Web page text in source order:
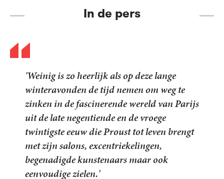
In de pers
'Weinig is zo heerlijk als op deze lange
winteravonden de tijd nemen om weg te
zinken in de fascinerende wereld van Parijs
uit de late negentiende en de vroege
twintigste eeuw die Proust tot leven brengt
met zijn salons, excentriekelingen,
begenadigde kunstenaars maar ook
eenvoudige zielen.'
' ' Het lezen van de gehele cyclus vergroot –
zelfs al na drie delen wel de bewondering
voor de auteur en het werk.'
Hebban